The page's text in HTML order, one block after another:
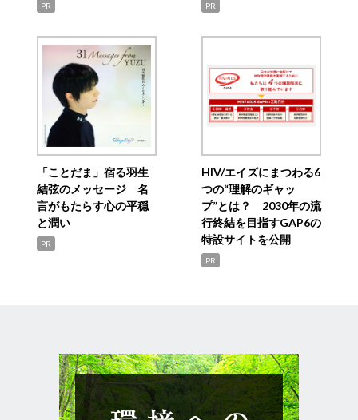
PR PR
「ことだま」宿る羽生
結弦のメッセージ 名
言がもたらす心の平穏
と潤い
PR
HIV/エイズにまつわる6
つの“理解のギャッ
プ”とは？ 2030年の流
行終結を目指すGAP6の
特設サイトを公開
PR